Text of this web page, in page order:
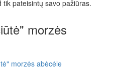
tik pateisintų savo pažiūras.
morzės
morzės abėcėle